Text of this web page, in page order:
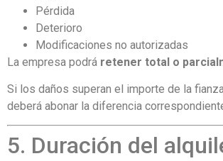
Pérdida
Deterioro
Modificaciones no autorizadas
La empresa podrá retener total o
Si los daños superan el importe de la
deberá abonar la diferencia
5. Duración del